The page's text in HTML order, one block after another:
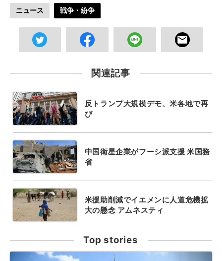
ニュース 戦争・紛争
関連記事
反トランプ大規模デモ、米各地で再
び
中国衛星企業がフーシ派支援 米国務
省
米援助削減でイエメンに人道危機拡
大の懸念 アムネスティ
Top stories